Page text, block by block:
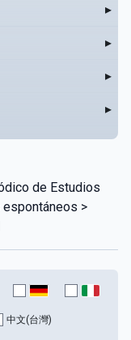
▸
▸
▸
▸
de Estudios
>
中文(台灣)